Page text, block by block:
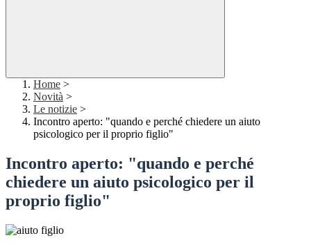
Home >
Novità >
Le notizie >
Incontro aperto: "quando e perché chiedere un aiuto
psicologico per il proprio figlio"
Incontro aperto: "quando e perché
chiedere un aiuto psicologico per il
proprio figlio"